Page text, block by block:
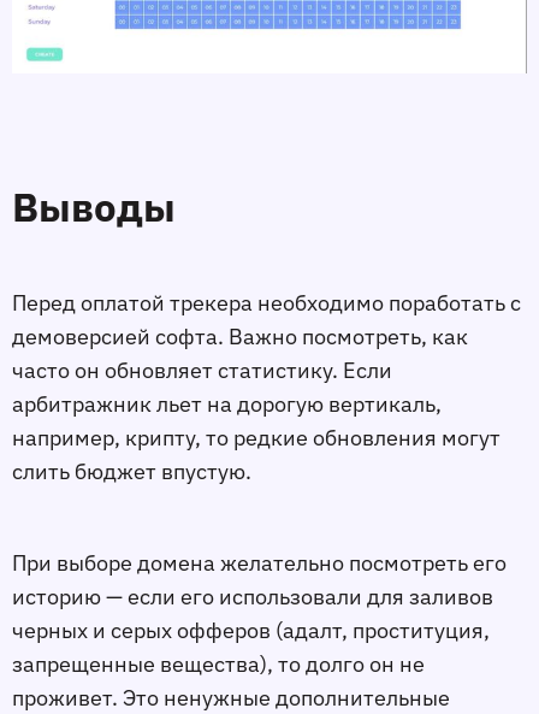
Выводы
Перед оплатой трекера необходимо поработать с
демоверсией софта. Важно посмотреть, как
часто он обновляет статистику. Если
арбитражник льет на дорогую вертикаль,
например, крипту, то редкие обновления могут
слить бюджет впустую.
При выборе домена желательно посмотреть его
историю — если его использовали для заливов
черных и серых офферов (адалт, проституция,
запрещенные вещества), то долго он не
проживет. Это ненужные дополнительные